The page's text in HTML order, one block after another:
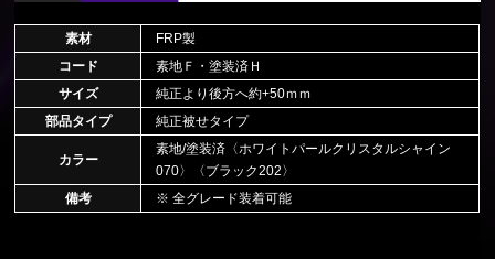
素材
FRP製
コード
素地Ｆ・塗装済Ｈ
サイズ
純正より後方へ約+50ｍｍ
部品タイプ
純正被せタイプ
カラー
素地/塗装済〈ホワイトパールクリスタルシャイン
070〉〈ブラック202〉
備考
※ 全グレード装着可能